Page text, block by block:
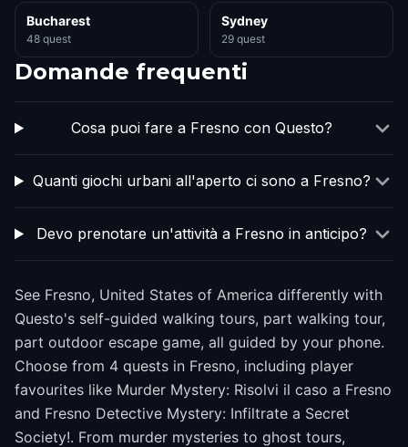
Bucharest
48 quest
Sydney
29 quest
Domande frequenti
Cosa puoi fare a Fresno con Questo?
Quanti giochi urbani all'aperto ci sono a Fresno?
Devo prenotare un'attività a Fresno in anticipo?
See Fresno, United States of America differently with
Questo's self-guided walking tours, part walking tour,
part outdoor escape game, all guided by your phone.
Choose from 4 quests in Fresno, including player
favourites like Murder Mystery: Risolvi il caso a Fresno
and Fresno Detective Mystery: Infiltrate a Secret
Society!. From murder mysteries to ghost tours,